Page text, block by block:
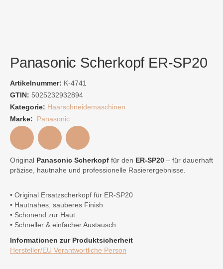
Panasonic Scherkopf ER-SP20
Artikelnummer: K-4741
GTIN: 5025232932894
Kategorie: Haarschneidemaschinen
Marke:
Panasonic
Original Panasonic Scherkopf für den ER-SP20 – für dauerhaft
präzise, hautnahe und professionelle Rasierergebnisse.
• Original Ersatzscherkopf für ER-SP20
• Hautnahes, sauberes Finish
• Schonend zur Haut
• Schneller & einfacher Austausch
Informationen zur Produktsicherheit
Hersteller/EU Verantwortliche Person